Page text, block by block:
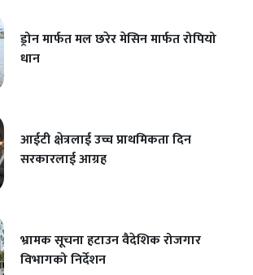
ड्रोन मार्फत मल छरेर मेसिन मार्फत रोपियो
धान
आईटी क्षेत्रलाई उच्च प्राथमिकता दिन
सरकारलाई आग्रह
भ्रामक सूचना हटाउन वैदेशिक रोजगार
विभागको निर्देशन